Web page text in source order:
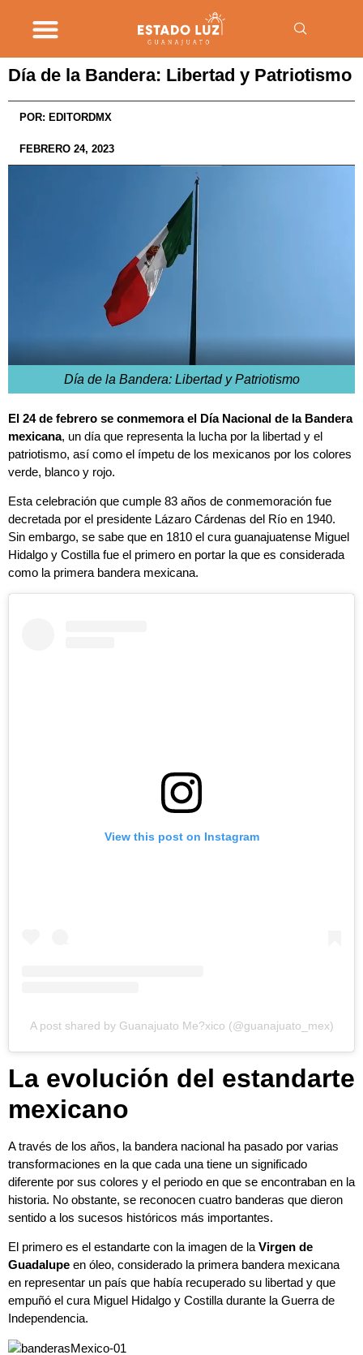
Día de la Bandera: Libertad y Patriotismo
POR: EDITORDMX
FEBRERO 24, 2023
Día de la Bandera: Libertad y Patriotismo
El 24 de febrero se conmemora el Día Nacional de la Bandera
mexicana, un día que representa la lucha por la libertad y el
patriotismo, así como el ímpetu de los mexicanos por los colores
verde, blanco y rojo.
Esta celebración que cumple 83 años de conmemoración fue
decretada por el presidente Lázaro Cárdenas del Río en 1940.
Sin embargo, se sabe que en 1810 el cura guanajuatense Miguel
Hidalgo y Costilla fue el primero en portar la que es considerada
como la primera bandera mexicana.
View this post on Instagram
A post shared by Guanajuato Me?xico (@guanajuato_mex)
La evolución del estandarte
mexicano
A través de los años, la bandera nacional ha pasado por varias
transformaciones en la que cada una tiene un significado
diferente por sus colores y el periodo en que se encontraban en la
historia. No obstante, se reconocen cuatro banderas que dieron
sentido a los sucesos históricos más importantes.
El primero es el estandarte con la imagen de laVirgen de
Guadalupe en óleo, considerado la primera bandera mexicana
en representar un país que había recuperado su libertad y que
empuñó el cura Miguel Hidalgo y Costilla durante la Guerra de
Independencia.